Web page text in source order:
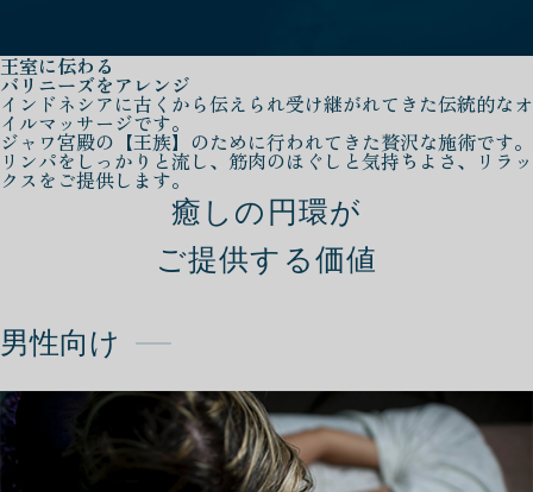
王室に伝わる
バリニーズをアレンジ
インドネシアに古くから伝えられ受け継がれてきた伝統的なオ
イルマッサージです。
ジャワ宮殿の【王族】のために行われてきた贅沢な施術です。
リンパをしっかりと流し、筋肉のほぐしと気持ちよさ、リラッ
クスをご提供します。
癒しの円環が
ご提供する価値
男性向け